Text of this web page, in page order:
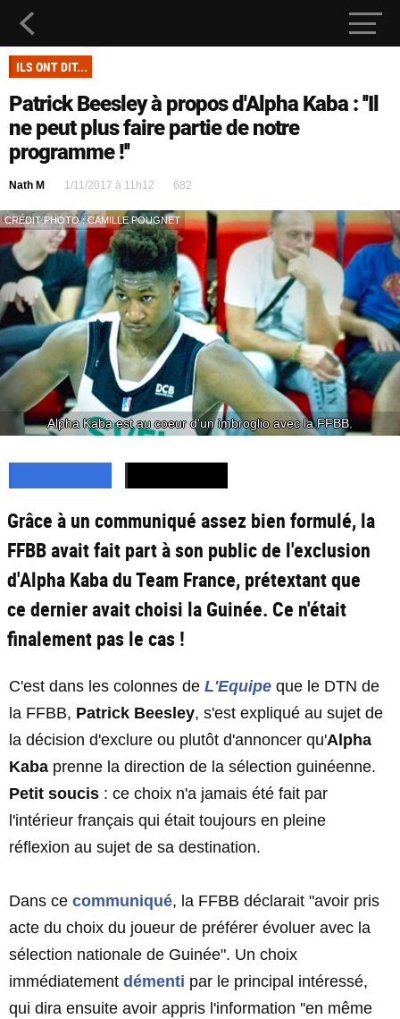
ILS ONT DIT...
Patrick Beesley à propos d'Alpha Kaba : ''Il
ne peut plus faire partie de notre
programme !''
Nath M 1/11/2017 à 11h12 682
CRÉDIT PHOTO : CAMILLE POUGNET
Alpha Kaba est au coeur d'un imbroglio avec la FFBB.
Grâce à un communiqué assez bien formulé, la
FFBB avait fait part à son public de l'exclusion
d'Alpha Kaba du Team France, prétextant que
ce dernier avait choisi la Guinée. Ce n'était
finalement pas le cas !
C'est dans les colonnes de L'Equipe que le DTN de
la FFBB, Patrick Beesley, s'est expliqué au sujet de
la décision d'exclure ou plutôt d'annoncer qu'Alpha
Kaba prenne la direction de la sélection guinéenne.
Petit soucis : ce choix n'a jamais été fait par
l'intérieur français qui était toujours en pleine
réflexion au sujet de sa destination.
Dans ce communiqué, la FFBB déclarait "avoir pris
acte du choix du joueur de préférer évoluer avec la
sélection nationale de Guinée". Un choix
immédiatement démenti par le principal intéressé,
qui dira ensuite avoir appris l'information ''en même